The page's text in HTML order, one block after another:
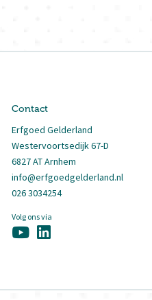
Contact
Erfgoed Gelderland
Westervoortsedijk 67-D
6827 AT Arnhem
info@erfgoedgelderland.nl
026 3034254
Volg ons via